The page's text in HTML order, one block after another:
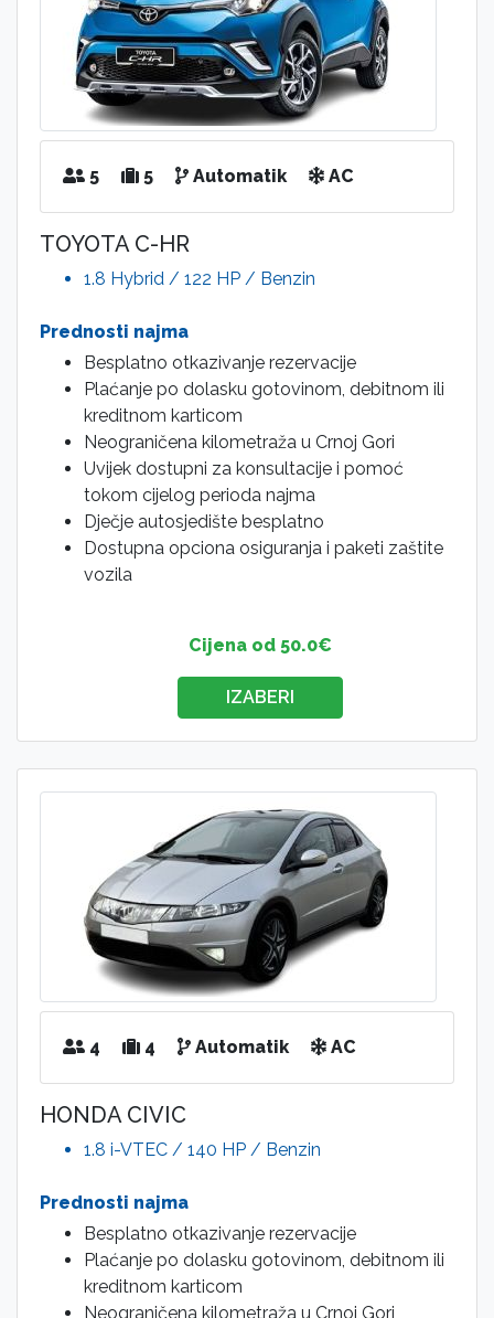
5 5 Automatik AC
TOYOTA C-HR
1.8 Hybrid / 122 HP / Benzin
Prednosti najma
Besplatno otkazivanje rezervacije
Plaćanje po dolasku gotovinom, debitnom ili
kreditnom karticom
Neograničena kilometraža u Crnoj Gori
Uvijek dostupni za konsultacije i pomoć
tokom cijelog perioda najma
Dječje autosjedište besplatno
Dostupna opciona osiguranja i paketi zaštite
vozila
Cijena od 50.0€
IZABERI
4 4 Automatik AC
HONDA CIVIC
1.8 i-VTEC / 140 HP / Benzin
Prednosti najma
Besplatno otkazivanje rezervacije
Plaćanje po dolasku gotovinom, debitnom ili
kreditnom karticom
Neograničena kilometraža u Crnoj Gori